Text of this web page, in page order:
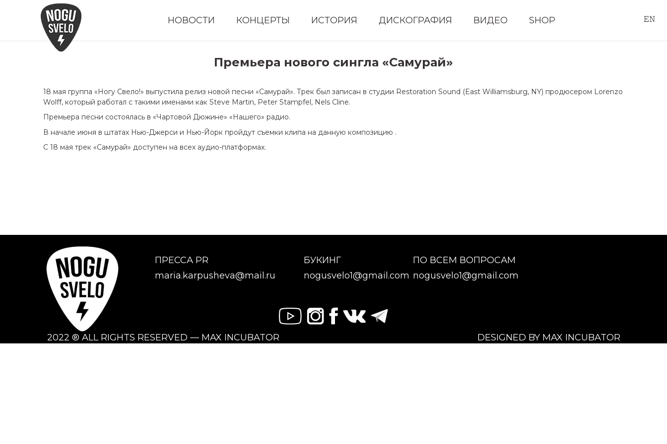
НОВОСТИ КОНЦЕРТЫ ИСТОРИЯ ДИСКОГРАФИЯ ВИДЕО SHOP
Премьера нового сингла «Самурай»
18 мая группа «Ногу Свело!» выпустила релиз новой песни «Самурай». Трек был записан в студии Restoration Sound (East Williamsburg, NY) продюсером Lorenzo
Wolff, который работал с такими именами как Steve Martin, Peter Stampfel, Nels Cline.
Премьера песни состоялась в «Чартовой Дюжине» «Нашего» радио.
В начале июня в штатах Нью-Джерси и Нью-Йорк пройдут съемки клипа на данную композицию .
С 18 мая трек «Самурай» доступен на всех аудио-платформах.
ПРЕССА PR
maria.karpusheva@mail.ru
БУКИНГ
nogusvelo1@gmail.com
ПО ВСЕМ ВОПРОСАМ
nogusvelo1@gmail.com
2022 ® ALL RIGHTS RESERVED — MAX INCUBATOR DESIGNED BY MAX INCUBATOR